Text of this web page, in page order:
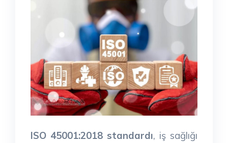
ISO 45001:2018 standardı, iş sağlığı